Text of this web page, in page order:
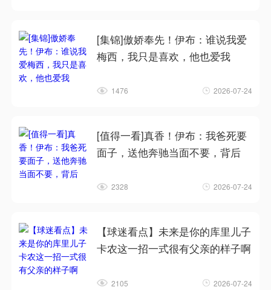
[集锦]傲娇奉先！伊布：谁说我爱
梅西，我只是喜欢，他也爱我
1476 2026-07-24
[值得一看]真香！伊布：我爸死要
面子，送他奔驰当面不要，背后
2328 2026-07-24
【球迷看点】未来是你的库里儿子
卡农这一招一式很有父亲的样子啊
2105 2026-07-24